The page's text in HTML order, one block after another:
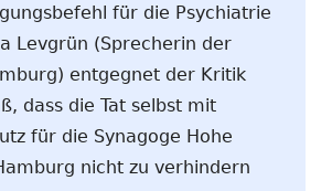
für die Psychiatrie
Levgrün (Sprecherin der
entgegnet der Kritik
dass die Tat selbst mit
für die Synagoge Hohe
nicht zu verhindern